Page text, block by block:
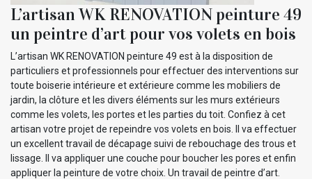
L’artisan WK RENOVATION peinture 49
un peintre d’art pour vos volets en bois
L’artisan WK RENOVATION peinture 49 est à la disposition de
particuliers et professionnels pour effectuer des interventions sur
toute boiserie intérieure et extérieure comme les mobiliers de
jardin, la clôture et les divers éléments sur les murs extérieurs
comme les volets, les portes et les parties du toit. Confiez à cet
artisan votre projet de repeindre vos volets en bois. Il va effectuer
un excellent travail de décapage suivi de rebouchage des trous et
lissage. Il va appliquer une couche pour boucher les pores et enfin
appliquer la peinture de votre choix. Un travail de peintre d’art.